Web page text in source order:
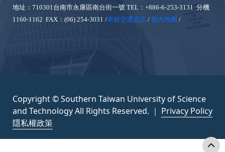
地址：710301台南市永康區南台街一號 TEL：+886-6-253-3131 分機
1160-1162 FAX：(06) 254-3031 /本校交通資訊 / 校內地圖 /
Copyright © Southern Taiwan University of Science
and Technology All Rights Reserved. ｜ Privacy Policy
隱私權政策